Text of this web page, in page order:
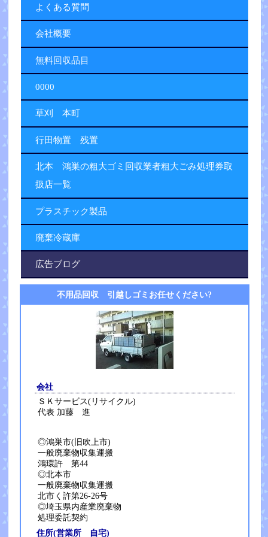
よくある質問
会社概要
無料回収品目
0000
草刈 本町
行田物置 残置
北本 鴻巣の粗大ゴミ回収業者粗大ごみ処理券取
扱店一覧
プラスチック製品
廃棄冷蔵庫
広告ブログ
不用品回収 引越しゴミお任せください?
会社
ＳＫサービス(リサイクル)
代表 加藤 進
◎鴻巣市(旧吹上市)
一般廃棄物収集運搬
鴻環許 第44
◎北本市
一般廃棄物収集運搬
北市く許第26-26号
◎埼玉県内産業廃棄物
処理委託契約
住所(営業所 自宅)